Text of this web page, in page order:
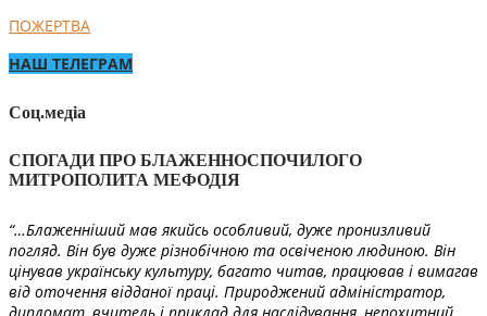
ПОЖЕРТВА
НАШ ТЕЛЕГРАМ
Соц.медіа
СПОГАДИ ПРО БЛАЖЕННОСПОЧИЛОГО
МИТРОПОЛИТА МЕФОДІЯ
“…Блаженніший мав якийсь особливий, дуже пронизливий
погляд. Він був дуже різнобічною та освіченою людиною. Він
цінував українську культуру, багато читав, працював і вимагав
від оточення відданої праці. Природжений адміністратор,